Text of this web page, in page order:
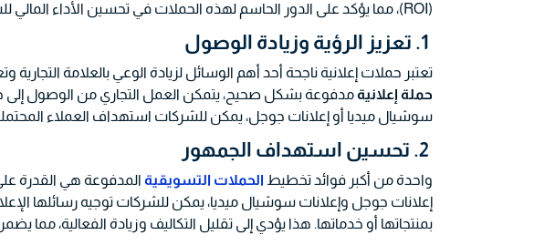
(ROI)، مما يؤكد على الدور الحاسم لهذه الحملات في تحسين الأداء المالي للشركات.
تعتبر حملات إعلانية ناجحة أحد أهم الوسائل لزيادة الوعي بالعلامة التجارية
حملة إعلانيةمدفوعة بشكل صحيح، يتمكن العمل التجاري من الوصول إلى
سوشيال ميديا أو إعلانات جوجل، يمكن للشركات استهداف العملاء
واحدة من أكبر فوائد تخطيط الحملات التسويقية المدفوعة هي القدرة
إعلانات جوجل وإعلانات سوشيال ميديا، يمكن للشركات توجيه رسائلها
بمنتجاتها أو خدماتها. هذا يؤدي إلى تقليل التكاليف وزيادة الفعالية، مما